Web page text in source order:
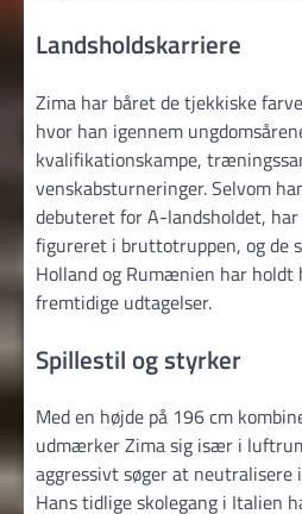
Landsholdskarriere
Zima har båret de tjekkiske
hvor han igennem
kvalifikationskampe,
venskabsturneringer. Selvom
debuteret for A-landsholdet,
figureret i bruttotruppen, og de
Holland og Rumænien har holdt
fremtidige udtagelser.
Spillestil og styrker
Med en højde på 196 cm
udmærker Zima sig især i
aggressivt søger at neutralisere
Hans tidlige skolegang i Italien